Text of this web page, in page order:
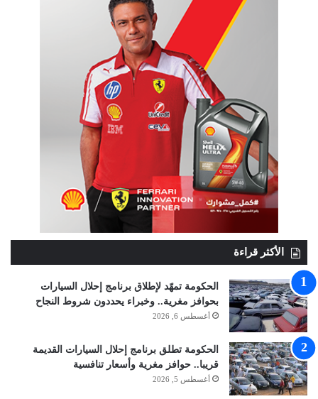
الأكثر قراءة
الحكومة تمهّد لإطلاق برنامج إحلال السيارات
بحوافز مغرية.. وخبراء يحددون شروط النجاح
أغسطس 6, 2026
الحكومة تطلق برنامج إحلال السيارات القديمة
قريبا.. حوافز مغرية وأسعار تنافسية
أغسطس 5, 2026